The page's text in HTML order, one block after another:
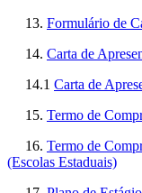
13. Formulário de
14. Carta de
14.1 Carta de
15. Termo de
16. Termo de
(Escolas Estaduais)